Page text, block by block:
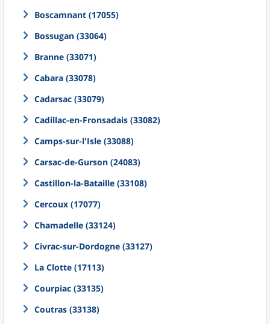
Boscamnant (17055)
Bossugan (33064)
Branne (33071)
Cabara (33078)
Cadarsac (33079)
Cadillac-en-Fronsadais (33082)
Camps-sur-l'Isle (33088)
Carsac-de-Gurson (24083)
Castillon-la-Bataille (33108)
Cercoux (17077)
Chamadelle (33124)
Civrac-sur-Dordogne (33127)
La Clotte (17113)
Courpiac (33135)
Coutras (33138)